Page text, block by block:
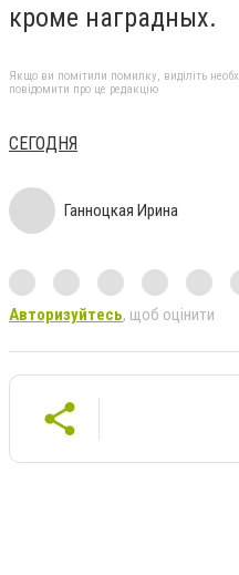
кроме наградных.
Якщо ви помітили помилку, виділіть
повідомити про це редакцію
СЕГОДНЯ
Ганноцкая Ирина
Авторизуйтесь, щоб оцінити